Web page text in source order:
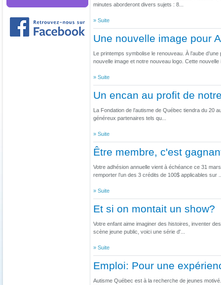
minutes aborderont divers sujets : 8...
» Suite
Une nouvelle image pour
Le printemps symbolise le renouveau. À l’aube
nouvelle image et notre nouveau logo. Cette nouvelle
» Suite
Un encan au profit de
La Fondation de l’autisme de Québec tiendra du 20
généreux partenaires tels qu...
» Suite
Être membre, c'est
Votre adhésion annuelle vient à échéance ce 31
remporter l’un des 3 crédits de 100$ applicables sur
» Suite
Et si on montait un show?
Votre enfant aime imaginer des histoires, inventer
scène jeune public, voici une série d'...
» Suite
Emploi: Pour une
Autisme Québec est à la recherche de jeunes